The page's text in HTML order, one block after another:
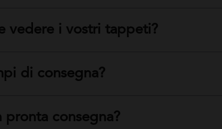
vedere i vostri tappeti?
di consegna?
consegna?